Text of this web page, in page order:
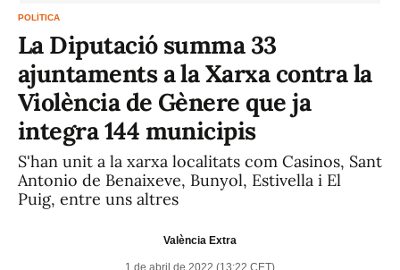
POLÍTICA
La Diputació summa 33
ajuntaments a la Xarxa contra la
Violència de Gènere que ja
integra 144 municipis
S'han unit a la xarxa localitats com Casinos, Sant
Antonio de Benaixeve, Bunyol, Estivella i El
Puig, entre uns altres
València Extra
1 de abril de 2022 (13:22 CET)